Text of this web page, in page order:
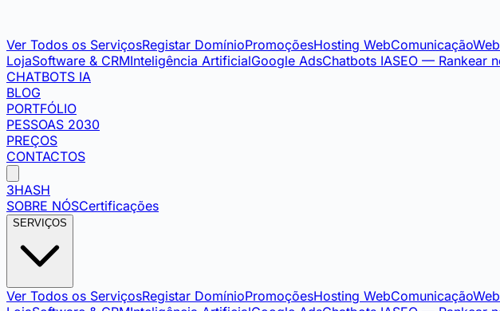
Ver Todos os ServiçosRegistar DomínioPromoçõesHosting WebComunicação
LojaSoftware & CRMInteligência ArtificialGoogle AdsChatbots IASEO — Rankear
CHATBOTS IA
BLOG
PORTFÓLIO
PESSOAS 2030
PREÇOS
CONTACTOS
3HASH
SOBRE NÓSCertificações
SERVIÇOS
Ver Todos os ServiçosRegistar DomínioPromoçõesHosting WebComunicação